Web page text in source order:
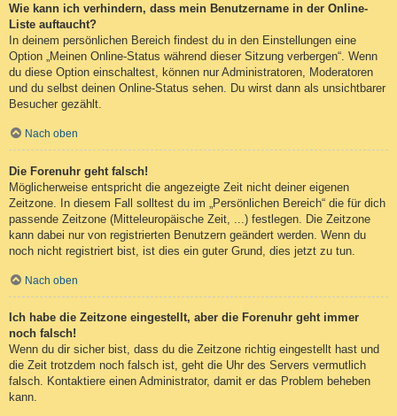
Wie kann ich verhindern, dass mein Benutzername in der Online-
Liste auftaucht?
In deinem persönlichen Bereich findest du in den Einstellungen eine
Option „Meinen Online-Status während dieser Sitzung verbergen“. Wenn
du diese Option einschaltest, können nur Administratoren, Moderatoren
und du selbst deinen Online-Status sehen. Du wirst dann als unsichtbarer
Besucher gezählt.
Nach oben
Die Forenuhr geht falsch!
Möglicherweise entspricht die angezeigte Zeit nicht deiner eigenen
Zeitzone. In diesem Fall solltest du im „Persönlichen Bereich“ die für dich
passende Zeitzone (Mitteleuropäische Zeit, ...) festlegen. Die Zeitzone
kann dabei nur von registrierten Benutzern geändert werden. Wenn du
noch nicht registriert bist, ist dies ein guter Grund, dies jetzt zu tun.
Nach oben
Ich habe die Zeitzone eingestellt, aber die Forenuhr geht immer
noch falsch!
Wenn du dir sicher bist, dass du die Zeitzone richtig eingestellt hast und
die Zeit trotzdem noch falsch ist, geht die Uhr des Servers vermutlich
falsch. Kontaktiere einen Administrator, damit er das Problem beheben
kann.